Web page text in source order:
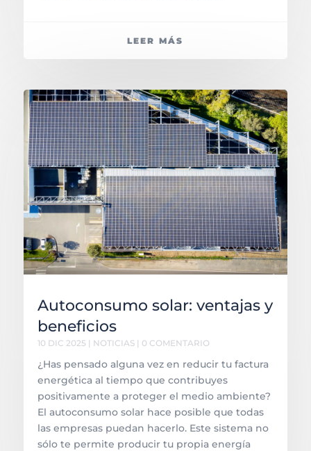
LEER MÁS
Autoconsumo solar: ventajas y
beneficios
10 DIC 2025 | NOTICIAS| 0 COMENTARIO
¿Has pensado alguna vez en reducir tu factura
energética al tiempo que contribuyes
positivamente a proteger el medio ambiente?
El autoconsumo solar hace posible que todas
las empresas puedan hacerlo. Este sistema no
sólo te permite producir tu propia energía